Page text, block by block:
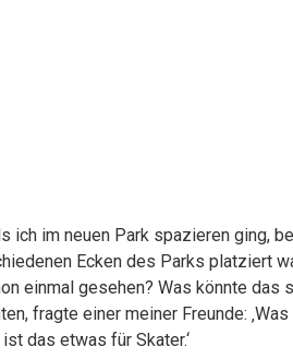
ich im neuen Park spazieren ging,
Ecken des Parks platziert
einmal gesehen? Was könnte das
fragte einer meiner Freunde:
das etwas für Skater.‘